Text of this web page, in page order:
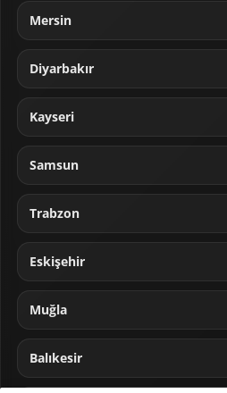
Mersin
Diyarbakır
Kayseri
Samsun
Trabzon
Eskişehir
Muğla
Balıkesir